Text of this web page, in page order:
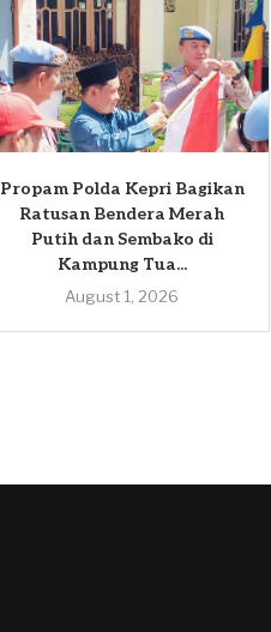
Propam Polda Kepri Bagikan
Ratusan Bendera Merah
Putih dan Sembako di
Kampung Tua...
August 1, 2026